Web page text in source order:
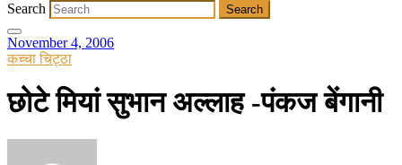
Search
November 4, 2006
कच्चा चिट्ठा
छोटे मियां सुभान अल्लाह -पंकज बेंगानी